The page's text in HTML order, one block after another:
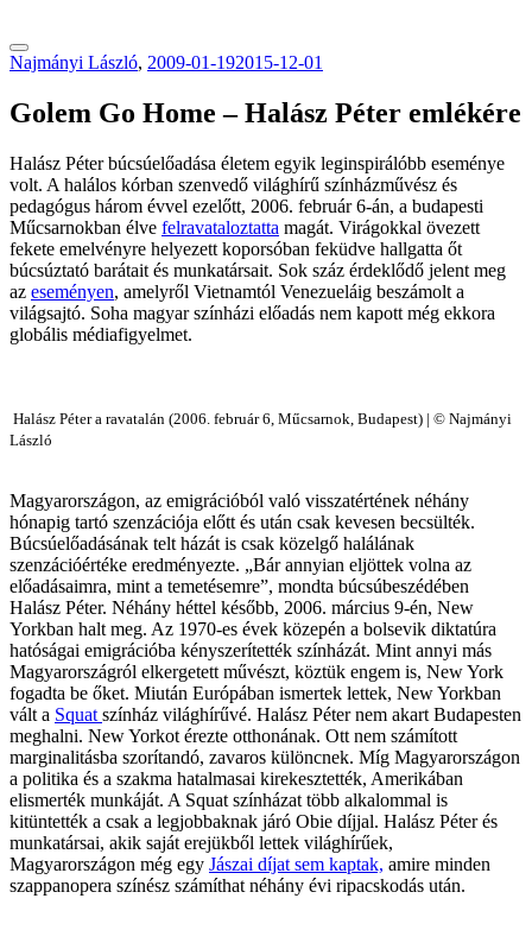
Najmányi László, 2009-01-192015-12-01
Golem Go Home – Halász Péter emlékére
Halász Péter búcsúelőadása életem egyik leginspirálóbb eseménye
volt. A halálos kórban szenvedő világhírű színházművész és
pedagógus három évvel ezelőtt, 2006. február 6-án, a budapesti
Műcsarnokban élve felravataloztatta magát. Virágokkal övezett
fekete emelvényre helyezett koporsóban feküdve hallgatta őt
búcsúztató barátait és munkatársait. Sok száz érdeklődő jelent meg
az eseményen, amelyről Vietnamtól Venezueláig beszámolt a
világsajtó. Soha magyar színházi előadás nem kapott még ekkora
globális médiafigyelmet.
Halász Péter a ravatalán (2006. február 6, Műcsarnok, Budapest) | © Najmányi
László
Magyarországon, az emigrációból való visszatértének néhány
hónapig tartó szenzációja előtt és után csak kevesen becsülték.
Búcsúelőadásának telt házát is csak közelgő halálának
szenzációértéke eredményezte. „Bár annyian eljöttek volna az
előadásaimra, mint a temetésemre”, mondta búcsúbeszédében
Halász Péter. Néhány héttel később, 2006. március 9-én, New
Yorkban halt meg. Az 1970-es évek közepén a bolsevik diktatúra
hatóságai emigrációba kényszerítették színházát. Mint annyi más
Magyarországról elkergetett művészt, köztük engem is, New York
fogadta be őket. Miután Európában ismertek lettek, New Yorkban
vált a Squat színház világhírűvé. Halász Péter nem akart Budapesten
meghalni. New Yorkot érezte otthonának. Ott nem számított
marginalitásba szorítandó, zavaros különcnek. Míg Magyarországon
a politika és a szakma hatalmasai kirekesztették, Amerikában
elismerték munkáját. A Squat színházat több alkalommal is
kitüntették a csak a legjobbaknak járó Obie díjjal. Halász Péter és
munkatársai, akik saját erejükből lettek világhírűek,
Magyarországon még egy Jászai díjat sem kaptak, amire minden
szappanopera színész számíthat néhány évi ripacskodás után.